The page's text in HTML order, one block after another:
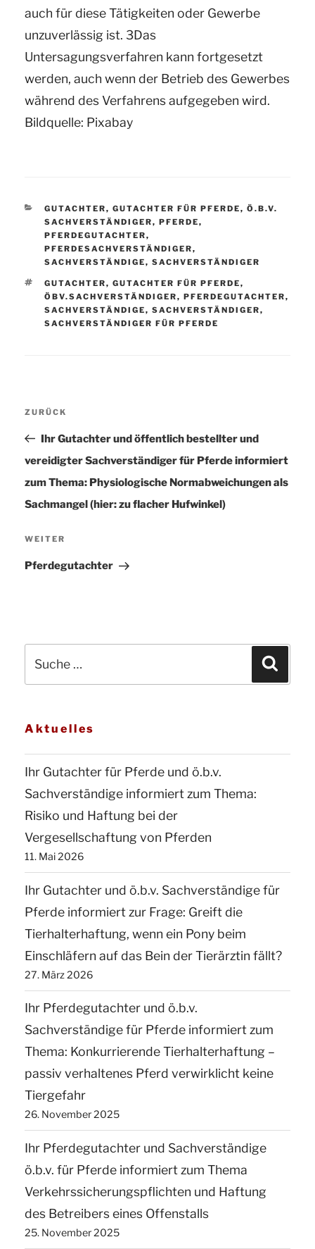
auch für diese Tätigkeiten oder Gewerbe
unzuverlässig ist. 3Das
Untersagungsverfahren kann fortgesetzt
werden, auch wenn der Betrieb des Gewerbes
während des Verfahrens aufgegeben wird.
Bildquelle: Pixabay
KATEGORIEN
GUTACHTER, GUTACHTER FÜR PFERDE, Ö.B.V.
SACHVERSTÄNDIGER, PFERDE,
PFERDEGUTACHTER,
PFERDESACHVERSTÄNDIGER,
SACHVERSTÄNDIGE, SACHVERSTÄNDIGER
SCHLAGWÖRTER
GUTACHTER, GUTACHTER FÜR PFERDE,
ÖBV.SACHVERSTÄNDIGER, PFERDEGUTACHTER,
SACHVERSTÄNDIGE, SACHVERSTÄNDIGER,
SACHVERSTÄNDIGER FÜR PFERDE
Vorheriger
Beitrag
ZURÜCK
Ihr Gutachter und öffentlich bestellter und
vereidigter Sachverständiger für Pferde informiert
zum Thema: Physiologische Normabweichungen als
Sachmangel (hier: zu flacher Hufwinkel)
Nächster
Beitrag
WEITER
Pferdegutachter
Aktuelles
Ihr Gutachter für Pferde und ö.b.v.
Sachverständige informiert zum Thema:
Risiko und Haftung bei der
Vergesellschaftung von Pferden
11. Mai 2026
Ihr Gutachter und ö.b.v. Sachverständige für
Pferde informiert zur Frage: Greift die
Tierhalterhaftung, wenn ein Pony beim
Einschläfern auf das Bein der Tierärztin fällt?
27. März 2026
Ihr Pferdegutachter und ö.b.v.
Sachverständige für Pferde informiert zum
Thema: Konkurrierende Tierhalterhaftung –
passiv verhaltenes Pferd verwirklicht keine
Tiergefahr
26. November 2025
Ihr Pferdegutachter und Sachverständige
ö.b.v. für Pferde informiert zum Thema
Verkehrssicherungspflichten und Haftung
des Betreibers eines Offenstalls
25. November 2025